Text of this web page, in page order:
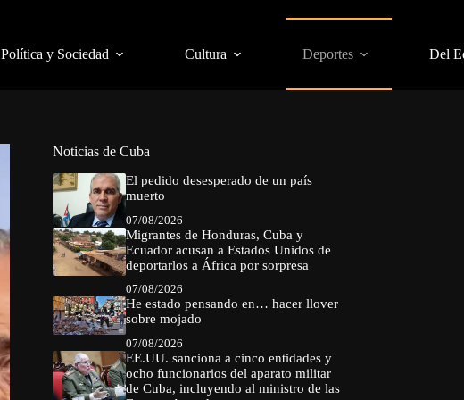
Política y Sociedad Cultura Deportes Del
Noticias de Cuba
El pedido desesperado de un país
muerto
07/08/2026
Migrantes de Honduras, Cuba y
Ecuador acusan a Estados Unidos de
deportarlos a África por sorpresa
07/08/2026
He estado pensando en… hacer llover
sobre mojado
07/08/2026
EE.UU. sanciona a cinco entidades y
ocho funcionarios del aparato militar
de Cuba, incluyendo al ministro de las